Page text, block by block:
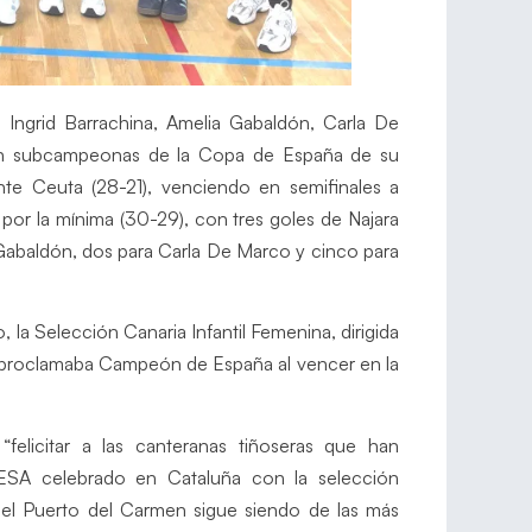
Barrachina, Amelia Gabaldón, Carla De
subcampeonas de la Copa de España de su
Ceuta (28-21), venciendo en semifinales a
la mínima (30-29), con tres goles de Najara
dos para Carla De Marco y cinco para
Selección Canaria Infantil Femenina, dirigida
Campeón de España al vencer en la
a las canteranas tiñoseras que han
celebrado en Cataluña con la selección
Puerto del Carmen sigue siendo de las más